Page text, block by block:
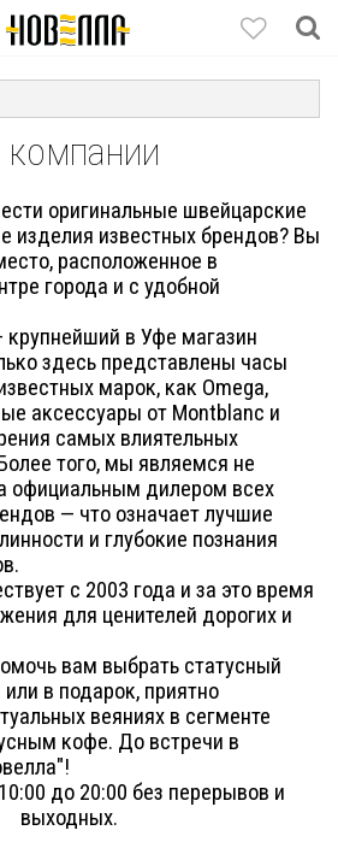
компании
оригинальные швейцарские
изделия известных брендов? Вы
расположенное в
города и с удобной
в Уфе магазин
здесь представлены часы
марок, как Omega,
аксессуары от Montblanc и
самых влиятельных
того, мы являемся не
официальным дилером всех
— что означает лучшие
и глубокие познания
с 2003 года и за это время
для ценителей дорогих и
вам выбрать статусный
в подарок, приятно
веяниях в сегменте
кофе. До встречи в
до 20:00 без перерывов и
выходных.